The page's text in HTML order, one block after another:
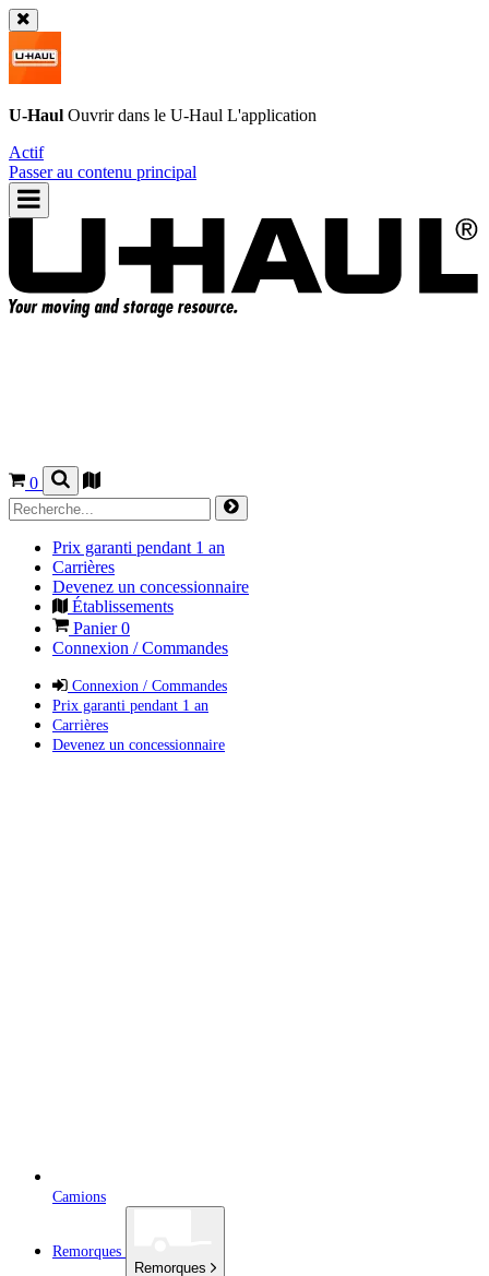
U-Haul Ouvrir dans le U-Haul L'application
Actif
Passer au contenu principal
0
Prix garanti pendant 1 an
Carrières
Devenez un concessionnaire
Établissements
Panier0
Connexion / Commandes
Connexion / Commandes
Prix garanti pendant 1 an
Carrières
Devenez un concessionnaire
Camions
Remorques
Remorques